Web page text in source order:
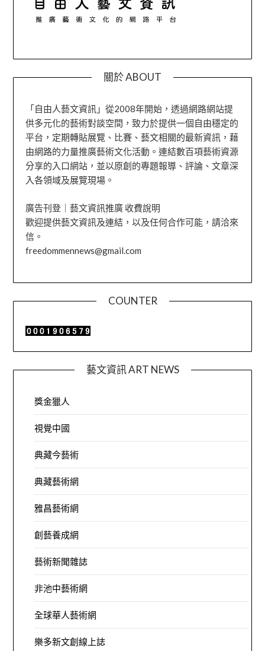
關於 ABOUT
「自由人藝文資訊」從2008年開始，透過網路網站提
供多元化的藝術對談空間，致力於提供一個自由穩定的
平台，定期轉貼展覽、比賽、藝文相關的最新資訊，藉
由網路的力量推廣藝術文化活動。連結數百項藝術資源
分享的入口網站，並以原創的專題報導、評論、文章深
入各領域及展覽現場。
廣告刊登｜藝文資訊推廣 收費說明
歡迎提供藝文資訊及連結，以及任何合作可能，請洽來
信。
freedommennews@gmail.com
COUNTER
藝文資訊 ART NEWS
獎金獵人
視覺中國
典藏今藝術
典藏藝術網
雅昌藝術網
創藝養成網
藝術新聞雜誌
非池中藝術網
全球華人藝術網
樂多新文創線上誌